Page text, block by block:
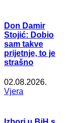
Don Damir
Stojić: Dobio
sam takve
prijetnje, to je
strašno
02.08.2026.
Vjera